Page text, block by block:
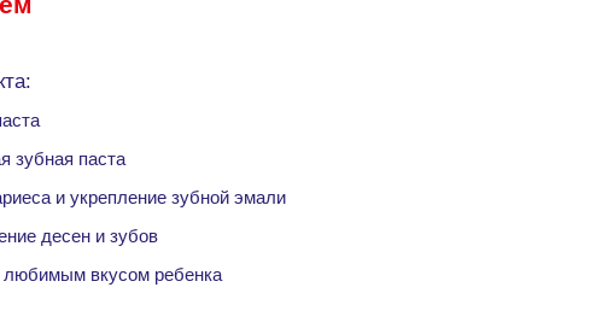
зубная паста
и укрепление зубной эмали
десен и зубов
любимым вкусом ребенка